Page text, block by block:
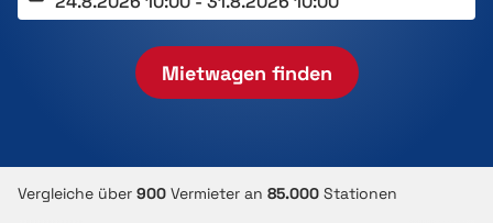
Mietwagen finden
Vergleiche über 900 Vermieter an 85.000 Stationen